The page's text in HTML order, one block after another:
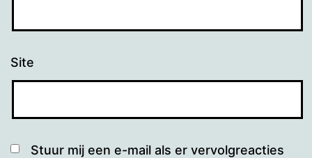
Site
Stuur mij een e-mail als er vervolgreacties